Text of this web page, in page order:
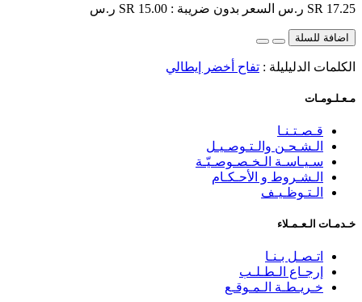
SR 17.25 ر.س السعر بدون ضريبة : SR 15.00 ر.س
اضافة للسلة
الكلمات الدليليلة : تفاح أخضر إيطالي
مـعـلـومـات
قـصـتـنـا
الـشـحـن والـتـوصـيـل
سـيـاسـة الـخـصـوصـيّـة
الـشـروط و الأحـكـام
الـتـوظـيـف
خـدمـات الـعـمـلاء
اتـصـل بـنـا
إرجـاع الـطـلـب
خـريـطـة الـمـوقـع